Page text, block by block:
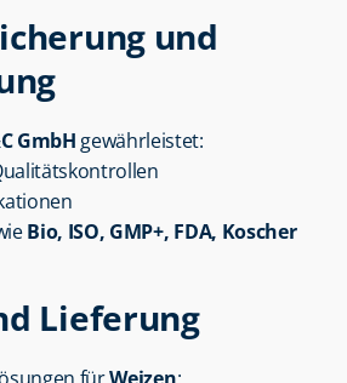
und
GmbH gewährleistet:
Bio, ISO, GMP+, FDA, Koscher
Lieferung